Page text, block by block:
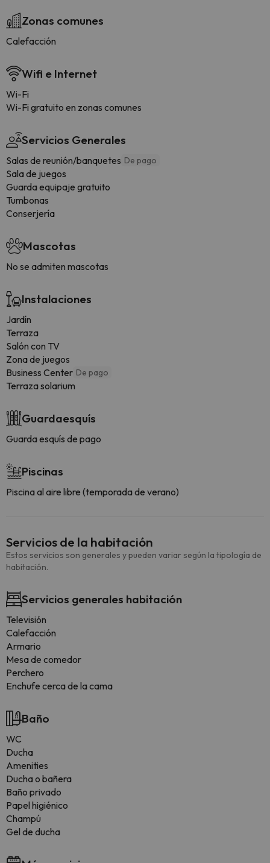
Zonas comunes
Calefacción
Wifi e Internet
Wi-Fi
Wi-Fi gratuito en zonas comunes
Servicios Generales
Salas de reunión/banquetes De pago
Sala de juegos
Guarda equipaje gratuito
Tumbonas
Conserjería
Mascotas
No se admiten mascotas
Instalaciones
Jardín
Terraza
Salón con TV
Zona de juegos
Business Center De pago
Terraza solarium
Guardaesquís
Guarda esquís de pago
Piscinas
Piscina al aire libre (temporada de verano)
Servicios de la habitación
Estos servicios son generales y pueden variar según la tipología de
habitación.
Servicios generales habitación
Televisión
Calefacción
Armario
Mesa de comedor
Perchero
Enchufe cerca de la cama
Baño
WC
Ducha
Amenities
Ducha o bañera
Baño privado
Papel higiénico
Champú
Gel de ducha